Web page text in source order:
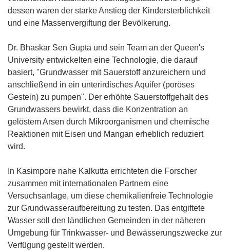
dessen waren der starke Anstieg der Kindersterblichkeit
und eine Massenvergiftung der Bevölkerung.
Dr. Bhaskar Sen Gupta und sein Team an der Queen's
University entwickelten eine Technologie, die darauf
basiert, "Grundwasser mit Sauerstoff anzureichern und
anschließend in ein unterirdisches Aquifer (poröses
Gestein) zu pumpen". Der erhöhte Sauerstoffgehalt des
Grundwassers bewirkt, dass die Konzentration an
gelöstem Arsen durch Mikroorganismen und chemische
Reaktionen mit Eisen und Mangan erheblich reduziert
wird.
In Kasimpore nahe Kalkutta errichteten die Forscher
zusammen mit internationalen Partnern eine
Versuchsanlage, um diese chemikalienfreie Technologie
zur Grundwasseraufbereitung zu testen. Das entgiftete
Wasser soll den ländlichen Gemeinden in der näheren
Umgebung für Trinkwasser- und Bewässerungszwecke zur
Verfügung gestellt werden.